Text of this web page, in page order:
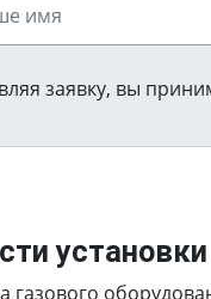
заявку, вы
газового